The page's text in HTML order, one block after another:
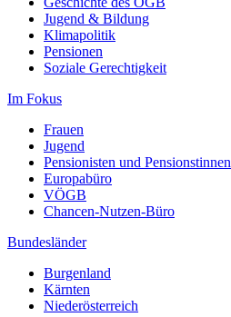
Jugend & Bildung
Klimapolitik
Pensionen
Soziale Gerechtigkeit
Im Fokus
Frauen
Jugend
Pensionisten und Pensionstinnen
Europabüro
VÖGB
Chancen-Nutzen-Büro
Bundesländer
Burgenland
Kärnten
Niederösterreich